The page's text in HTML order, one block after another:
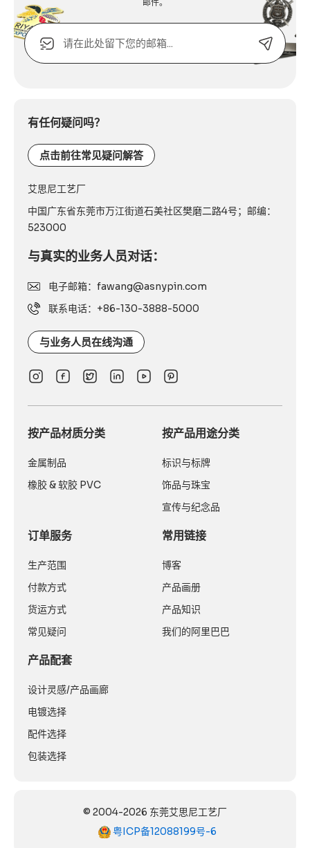
邮件。
电
子
邮
电
有任何疑问吗？
点击前往常见疑问解答
艾思尼工艺厂
中国广东省东莞市万江街道石美社区樊磨二路4号；邮编：
523000
与真实的业务人员对话：
电子邮箱：fawang@asnypin.com
联系电话：+86-130-3888-5000
与业务人员在线沟通
按产品材质分类
金属制品
橡胶 & 软胶 PVC
订单服务
生产范围
付款方式
货运方式
常见疑问
按产品用途分类
标识与标牌
饰品与珠宝
宣传与纪念品
常用链接
博客
产品画册
产品知识
我们的阿里巴巴
产品配套
设计灵感/产品画廊
电镀选择
配件选择
包装选择
© 2004-2026 东莞艾思尼工艺厂
粤ICP备12088199号-6